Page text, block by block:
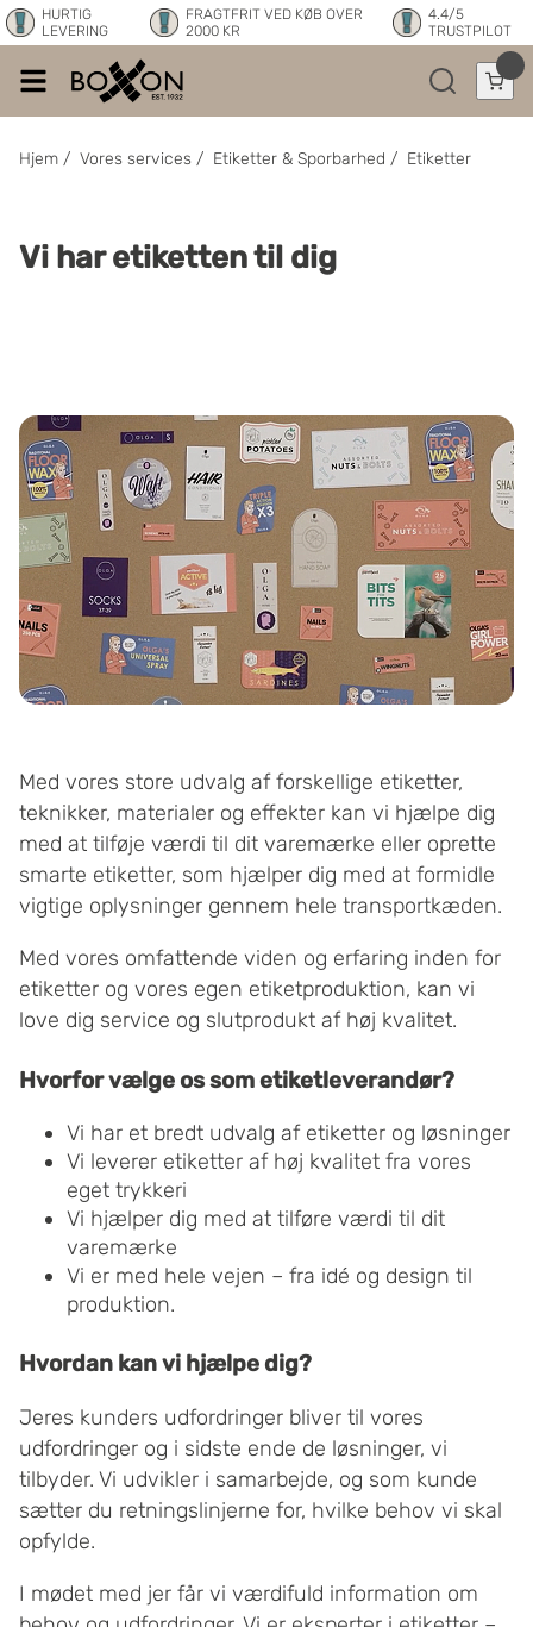
HURTIG
LEVERING
FRAGTFRIT VED KØB OVER
2000 KR
4.4/5
TRUSTPILOT
Hjem / Vores services / Etiketter & Sporbarhed / Etiketter
Vi har etiketten til dig
Med vores store udvalg af forskellige etiketter,
teknikker, materialer og effekter kan vi hjælpe dig
med at tilføje værdi til dit varemærke eller oprette
smarte etiketter, som hjælper dig med at formidle
vigtige oplysninger gennem hele transportkæden.
Med vores omfattende viden og erfaring inden for
etiketter og vores egen etiketproduktion, kan vi
love dig service og slutprodukt af høj kvalitet.
Hvorfor vælge os som etiketleverandør?
Vi har et bredt udvalg af etiketter og løsninger
Vi leverer etiketter af høj kvalitet fra vores
eget trykkeri
Vi hjælper dig med at tilføre værdi til dit
varemærke
Vi er med hele vejen – fra idé og design til
produktion.
Hvordan kan vi hjælpe dig?
Jeres kunders udfordringer bliver til vores
udfordringer og i sidste ende de løsninger, vi
tilbyder. Vi udvikler i samarbejde, og som kunde
sætter du retningslinjerne for, hvilke behov vi skal
opfylde.
I mødet med jer får vi værdifuld information om